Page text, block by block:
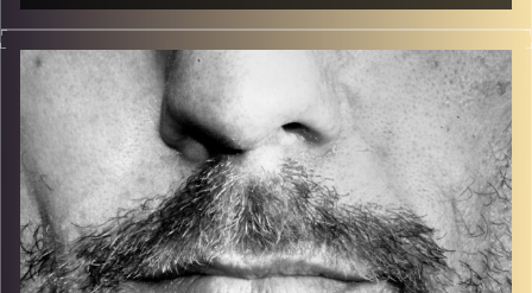
זיפים, מוזיקה מחוספסת של הופעות חיות. הרבה ג'אם, רוק,
בלוז, bluegrass, ג'אז, Fאנק, פרוגרסיב ואפילו אלקטרוניקה.
כל מה שחי, אמיתי ונושם.
עם שמוליק רגב.
קרדיט תמונות: David Goehring